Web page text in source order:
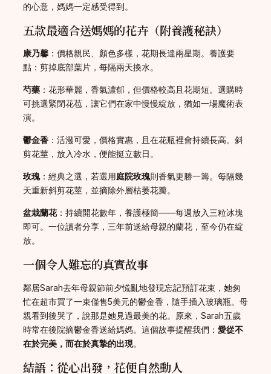
的心意，媽媽一定感受得到。
五款最適合送媽媽的花卉（附養護秘訣）
康乃馨 ：價格親民、顏色多樣，花期長達兩星期。養護要
點：剪掉底部葉片，每隔兩天換水。
芍藥 ：花形華麗，香氣濃郁，但價格較高且花期短。選購時
可挑選緊閉花苞，讓它們在家中慢慢綻放，猶如一場魔術表
演。
鬱金香 ：活潑可愛，價格實惠，且在花瓶裡會持續長高。斜
剪花莖，放入冷水，便能挺立數日。
玫瑰：經典之選，若選用庭院玫瑰則香氣更勝一籌。每隔幾
天重新斜剪花莖，並摘除外層枯萎花瓣。
盆栽蘭花：持續開花數年，養護極簡——每週放入三粒冰塊
即可。一位讀者分享，三年前送給母親的蘭花，至今仍在綻
放。
一個令人難忘的真實故事
鄰居Sarah去年母親節前夕慌亂地發現忘記預訂花束，她匆
忙在超市買了一束僅售5美元的鬱金香，隨手插入玻璃瓶。母
親看到後哭了，說那是她見過最美的花。原來，Sarah五歲
時常在後院摘鬱金香送給媽媽。這個故事提醒我們： 愛從不
在於完美，而在於真摯的出現。
結語：從心出發，花便自然動人